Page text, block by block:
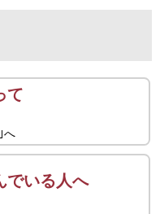
て
へ
でいる人へ